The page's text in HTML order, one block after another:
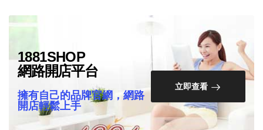
1881SHOP
網路開店平台
擁有自己的品牌官網，網路
開店輕鬆上手
立即查看